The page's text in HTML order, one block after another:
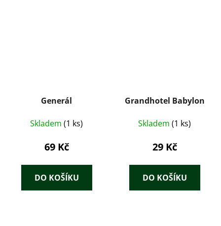
Generál
Skladem (1 ks)
69 Kč
DO KOŠÍKU
Grandhotel Babylon
Skladem (1 ks)
29 Kč
DO KOŠÍKU